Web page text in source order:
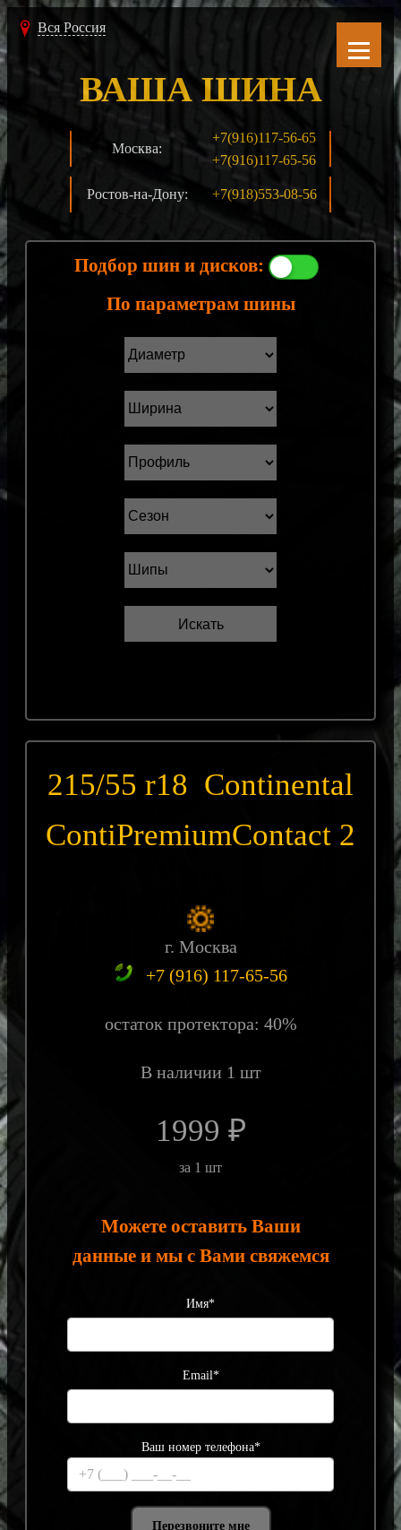
Вся Россия
Москва:
+7(916)117-56-65
+7(916)117-65-56
Ростов-на-Дону: +7(918)553-08-56
ВАША ШИНА
Подбор шин и дисков:
По параметрам шины
215/55 r18 Continental
ContiPremiumContact 2
г. Москва
+7 (916) 117-65-56
остаток протектора: 40%
В наличии 1 шт
1999 ₽
за 1 шт
Можете оставить Ваши
данные и мы с Вами свяжемся
Имя*
Email*
Ваш номер телефона*